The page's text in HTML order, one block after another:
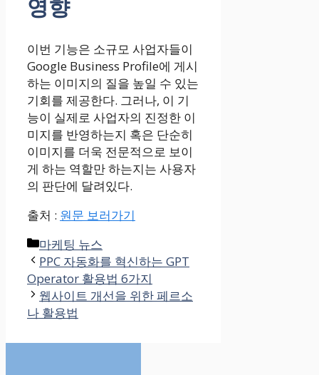
영향
이번 기능은 소규모 사업자들이
Google Business Profile에 게시
하는 이미지의 질을 높일 수 있는
기회를 제공한다. 그러나, 이 기
능이 실제로 사업자의 진정한 이
미지를 반영하는지 혹은 단순히
이미지를 더욱 전문적으로 보이
게 하는 역할만 하는지는 사용자
의 판단에 달려있다.
출처 : 원문 보러가기
Categories
마케팅 뉴스
PPC 자동화를 혁신하는 GPT
Operator 활용법 6가지
웹사이트 개선을 위한 페르소
나 활용법